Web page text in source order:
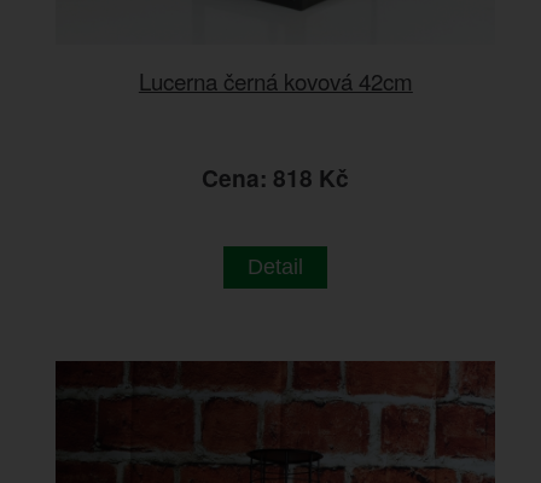
Lucerna černá kovová 42cm
Cena: 818 Kč
Detail